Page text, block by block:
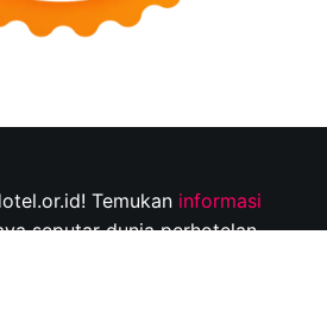
Temukan informasi
seputar dunia perhotelan,